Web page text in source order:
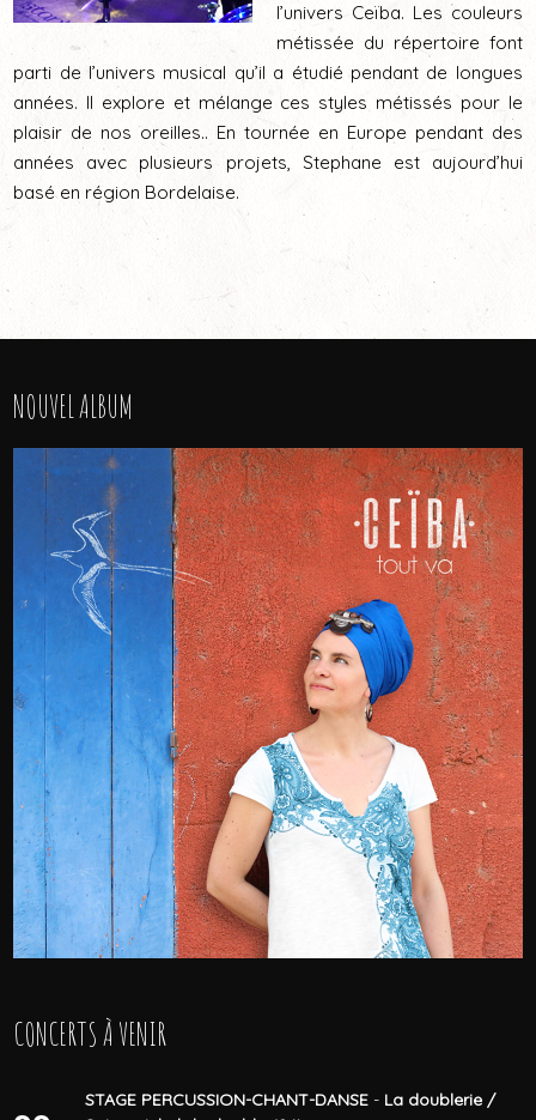
l’univers Ceïba. Les couleurs
métissée du répertoire font
parti de l’univers musical qu’il a étudié pendant de longues
années. Il explore et mélange ces styles métissés pour le
plaisir de nos oreilles.. En tournée en Europe pendant des
années avec plusieurs projets, Stephane est aujourd’hui
basé en région Bordelaise.
NOUVEL ALBUM
CONCERTS À VENIR
STAGE PERCUSSION-CHANT-DANSE - La doublerie /